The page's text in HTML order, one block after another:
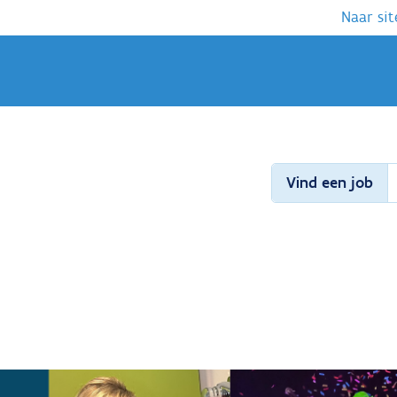
Naar
Vind een job